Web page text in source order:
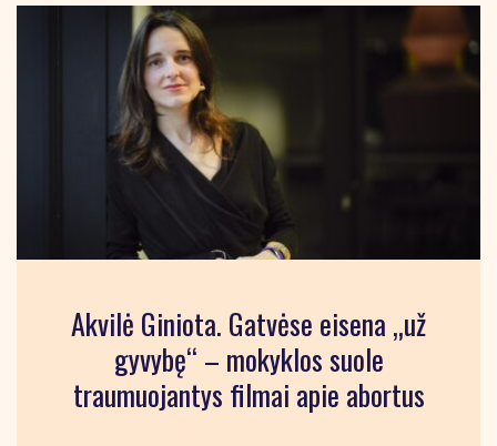
Akvilė Giniota. Gatvėse eisena „už
gyvybę“ – mokyklos suole
traumuojantys filmai apie abortus